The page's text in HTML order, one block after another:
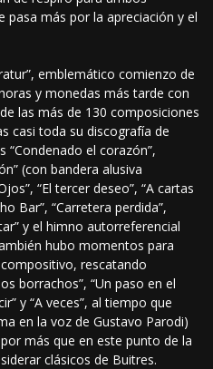
más por la apreciación y el
emblemático comienzo de
y monedas más tarde con
las más de 130 composiciones
casi toda su discografía de
el corazón”,
(con bandera alusiva
“El tercer deseo”, “A cartas
Bar”, “Carretera perdida”,
y el himno autorreferencial
hubo momentos para
rescatando
borrachos”, “Un paso en el
y “A veces”, al tiempo que
en la voz de Gustavo Parodi)
más que en este punto de la
clásicos de Buitres.